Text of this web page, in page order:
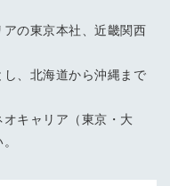
の東京本社、近畿関西
、北海道から沖縄まで
キャリア（東京・大